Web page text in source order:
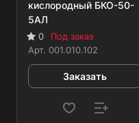
кислородный БКО-50-
5AЛ
0
Под заказ
Арт. 001.010.102
Заказать